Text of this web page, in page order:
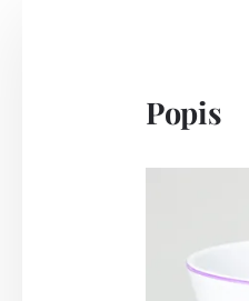
Popis